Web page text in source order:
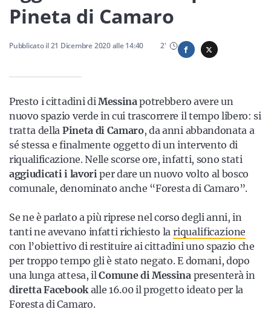
Sicilia
Servizi
Resta sempre aggiornato con le ultime news, iscriviti alla
nostra newsletter
Iscriviti
Pineta di Camaro
Pubblicato il21 Dicembre 2020alle14:40 2'
Presto i cittadini diMessinapotrebbero avere un
nuovo spazio verde in cui trascorrere il tempo libero: si
tratta della Pineta di Camaro, da anni abbandonata a
sé stessa e finalmente oggetto di un intervento di
riqualificazione. Nelle scorse ore, infatti, sono stati
aggiudicati i lavoriper dare un nuovo volto al bosco
comunale, denominato anche “Foresta di Camaro”.
Se ne è parlato a più riprese nel corso degli anni, in
tanti ne avevano infatti richiesto la riqualificazione
con l’obiettivo di restituire ai cittadini uno spazio che
per troppo tempo gli è stato negato. E domani, dopo
una lunga attesa, ilComune di Messinapresenterà in
diretta Facebookalle 16.00 il progetto ideato per la
Foresta di Camaro.